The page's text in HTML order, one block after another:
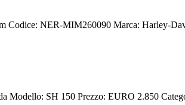
NER-MIM260090 Marca: Harley-
SH 150 Prezzo: EURO 2.850